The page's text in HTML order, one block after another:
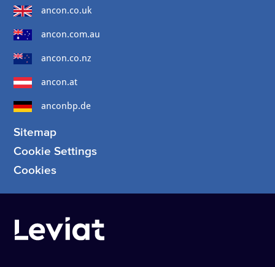
ancon.co.uk
ancon.com.au
ancon.co.nz
ancon.at
anconbp.de
Sitemap
Cookie Settings
Cookies